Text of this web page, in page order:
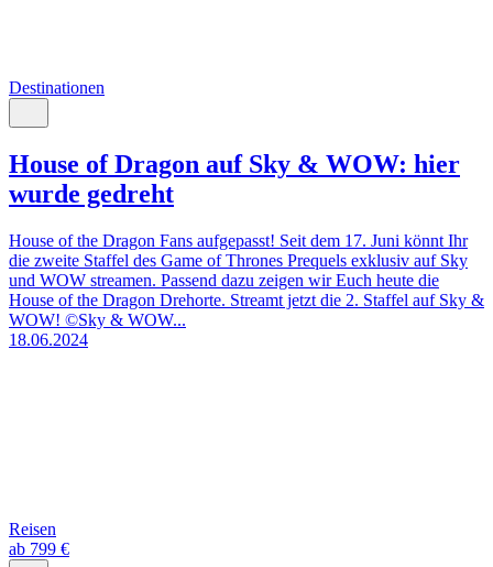
Destinationen
House of Dragon auf Sky & WOW: hier
wurde gedreht
House of the Dragon Fans aufgepasst! Seit dem 17. Juni könnt Ihr
die zweite Staffel des Game of Thrones Prequels exklusiv auf Sky
und WOW streamen. Passend dazu zeigen wir Euch heute die
House of the Dragon Drehorte. Streamt jetzt die 2. Staffel auf Sky &
WOW! ©Sky & WOW...
18.06.2024
Reisen
ab 799 €